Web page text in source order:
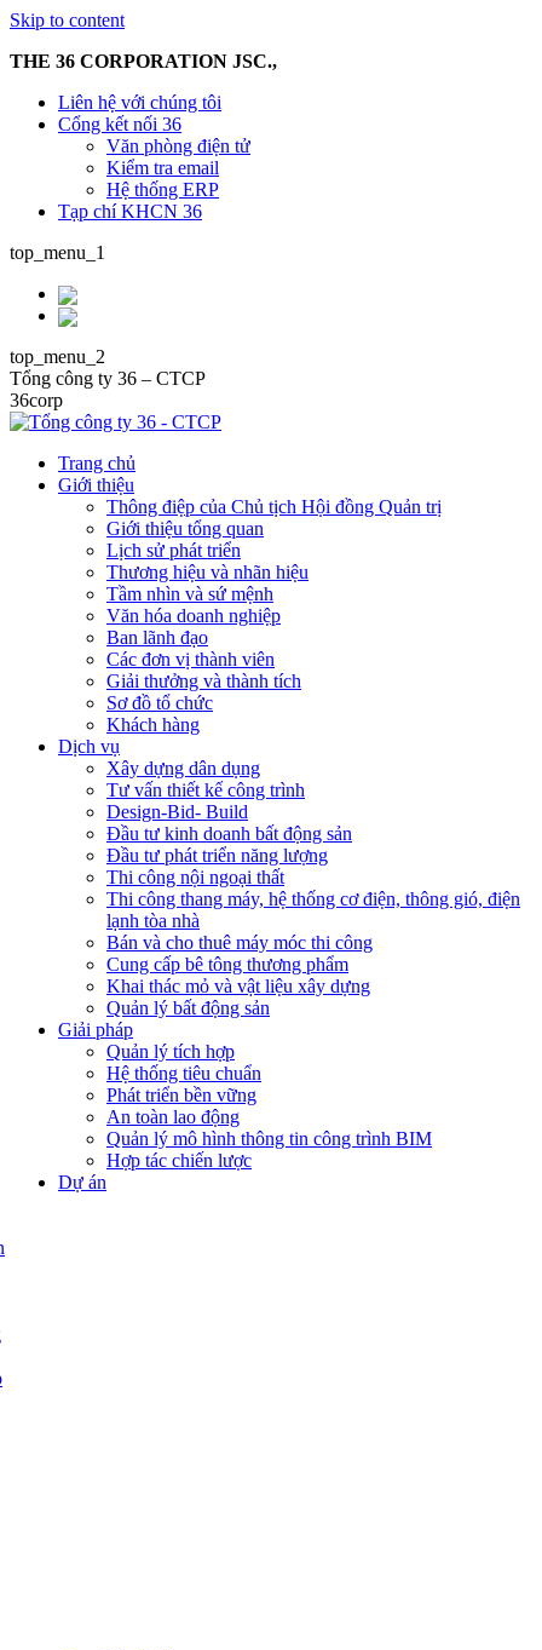
Skip to content
THE 36 CORPORATION JSC.,
Liên hệ với chúng tôi
Cổng kết nối 36
Văn phòng điện tử
Kiểm tra email
Hệ thống ERP
Tạp chí KHCN 36
top_menu_1
top_menu_2
Tổng công ty 36 – CTCP
36corp
Trang chủ
Giới thiệu
Thông điệp của Chủ tịch Hội đồng Quản trị
Giới thiệu tổng quan
Lịch sử phát triển
Thương hiệu và nhãn hiệu
Tầm nhìn và sứ mệnh
Văn hóa doanh nghiệp
Ban lãnh đạo
Các đơn vị thành viên
Giải thưởng và thành tích
Sơ đồ tổ chức
Khách hàng
Dịch vụ
Xây dựng dân dụng
Tư vấn thiết kế công trình
Design-Bid- Build
Đầu tư kinh doanh bất động sản
Đầu tư phát triển năng lượng
Thi công nội ngoại thất
Thi công thang máy, hệ thống cơ điện, thông gió, điện
lạnh tòa nhà
Bán và cho thuê máy móc thi công
Cung cấp bê tông thương phẩm
Khai thác mỏ và vật liệu xây dựng
Quản lý bất động sản
Giải pháp
Quản lý tích hợp
Hệ thống tiêu chuẩn
Phát triển bền vững
An toàn lao động
Quản lý mô hình thông tin công trình BIM
Hợp tác chiến lược
Dự án